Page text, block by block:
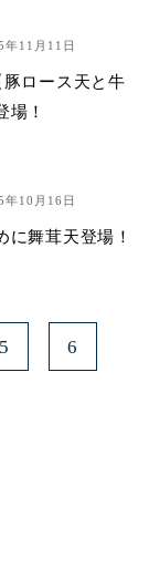
年11月11日
ロース天と牛
場！
年10月16日
に舞茸天登場！
5 6